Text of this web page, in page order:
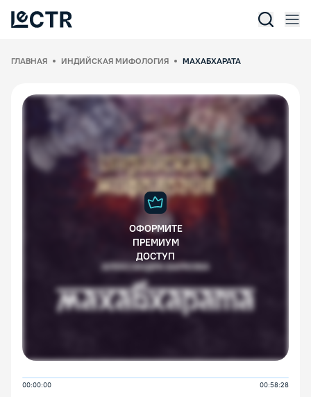
ГЛАВНАЯ ИНДИЙСКАЯ МИФОЛОГИЯ МАХАБХАРАТА
ОФОРМИТЕ
ПРЕМИУМ
ДОСТУП
00:00:00 00:58:28